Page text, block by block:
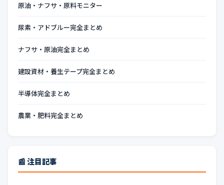
原油・ナフサ・原料モニター
尿素・アドブルー完全まとめ
ナフサ・原油完全まとめ
建設資材・養生テープ完全まとめ
半導体完全まとめ
農業・肥料完全まとめ
📰 注目記事